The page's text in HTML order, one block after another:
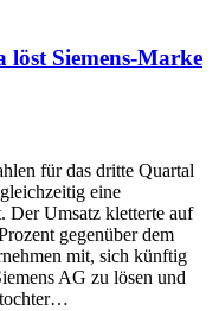
löst Siemens-Marke
für das dritte Quartal
eine
Der Umsatz kletterte auf
gegenüber dem
mit, sich künftig
AG zu lösen und